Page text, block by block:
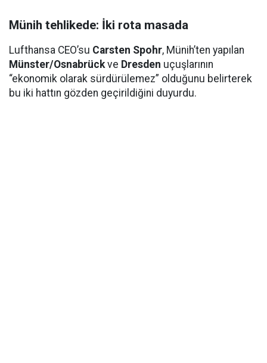
Münih tehlikede: İki rota masada
Lufthansa CEO’su Carsten Spohr, Münih’ten yapılan
Münster/Osnabrückve Dresden uçuşlarının
“ekonomik olarak sürdürülemez” olduğunu belirterek
bu iki hattın gözden geçirildiğini duyurdu.